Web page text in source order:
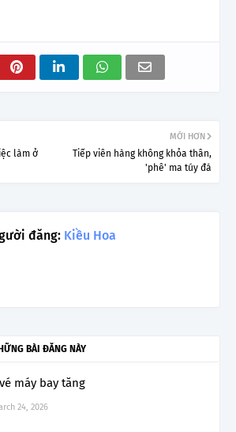
MỚI HƠN
Tiếp viên hàng không khỏa thân,
'phê' ma túy đá
làm ở
đăng: Kiều Hoa
BÀI ĐĂNG NÀY
máy bay tăng
24, 2026